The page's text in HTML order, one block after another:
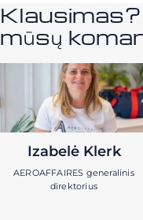
mūsų
Izabelė Klerk
AEROAFFAIRES generalinis
direktorius